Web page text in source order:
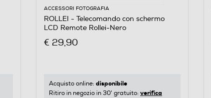
ACCESSORI FOTOGRAFIA
ROLLEI - Telecomando con schermo
LCD Remote Rollei-Nero
€ 29,90
Acquisto online: disponibile
Ritiro in negozio in 30' gratuito: verifica